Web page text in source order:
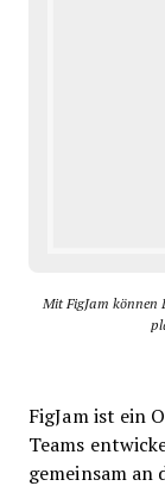
Mit FigJam
FigJam ist ein
Teams
gemeinsam